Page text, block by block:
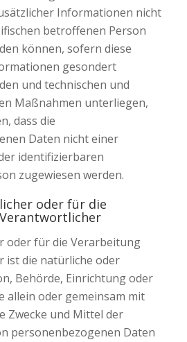
Informationen nicht
betroffenen Person
können, sofern diese
gesondert
und technischen und
Maßnahmen unterliegen,
dass die
Daten nicht einer
identifizierbaren
zugewiesen werden.
oder für die
oder für die Verarbeitung
ist die natürliche oder
Behörde, Einrichtung oder
allein oder gemeinsam mit
Zwecke und Mittel der
personenbezogenen Daten